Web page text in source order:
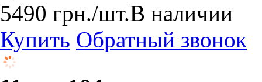
5490 грн./шт.В наличии
Купить Обратный звонок